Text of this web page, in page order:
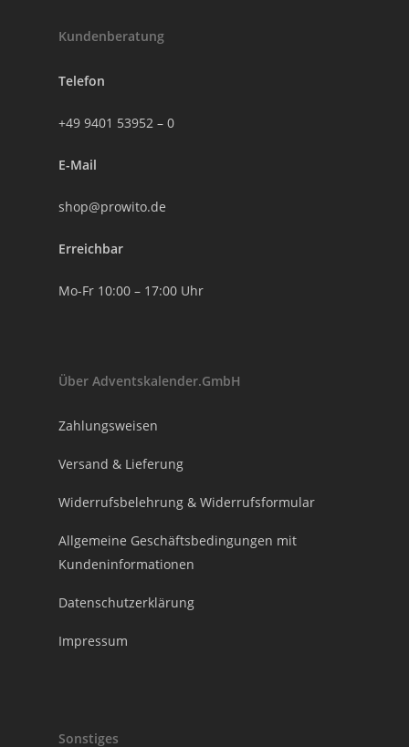
Kundenberatung
Telefon
+49 9401 53952 – 0
E-Mail
shop@prowito.de
Erreichbar
Mo-Fr 10:00 – 17:00 Uhr
Über Adventskalender.GmbH
Zahlungsweisen
Versand & Lieferung
Widerrufsbelehrung & Widerrufsformular
Allgemeine Geschäftsbedingungen mit
Kundeninformationen
Datenschutzerklärung
Impressum
Sonstiges